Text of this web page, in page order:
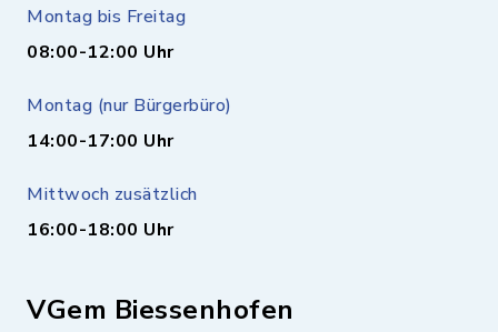
Montag bis Freitag
08:00-12:00 Uhr
Montag (nur Bürgerbüro)
14:00-17:00 Uhr
Mittwoch zusätzlich
16:00-18:00 Uhr
VGem Biessenhofen